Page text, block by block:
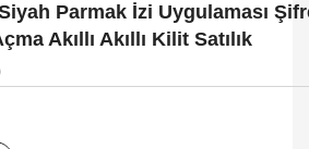
Parmak İzi Uygulaması
Akıllı Akıllı Kilit Satılık